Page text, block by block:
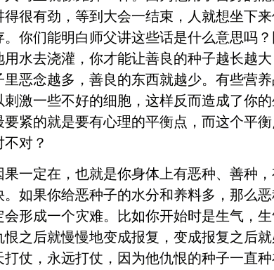
很有劲，等到大会一结束，人就想坐下
你们能明白师父讲这些话是什么意思吗
水去浇灌，你才能让善良的种子越长越
恶念越多，善良的东西就越少。有些营
激一些不好的细胞，这样反而造成了你
紧的就是要有心理的平衡点，而这个平
对？
一定在，也就是你身体上有恶种、善种
如果你给恶种子的水分和养料多，那么
形成一个灾难。比如你开始时是生气，
之后就慢慢地变成报复，变成报复之后
仗，永远打仗，因为他仇恨的种子一直